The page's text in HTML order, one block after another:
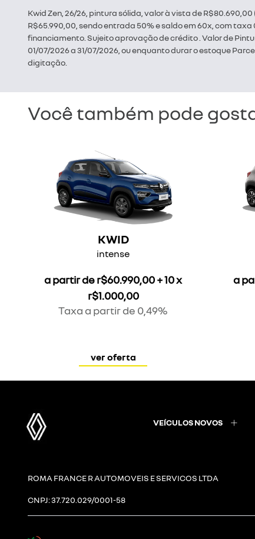
Kwid Zen, 26/26, pintura sólida, valor à vista de
R$65.990,00, sendo entrada 50% e saldo em 60x, com
financiamento. Sujeito aprovação de crédito . Valor de
01/07/2026 a 31/07/2026, ou enquanto durar o estoque
digitação.
Você também pode
KWID
intense
a partir de r$60.990,00 + 10 x
r$1.000,00
Taxa a partir de 0,49%
ver oferta
a
VEÍCULOS NOVOS
ROMA FRANCE R AUTOMOVEIS E SERVICOS LTDA
CNPJ: 37.720.029/0001-58